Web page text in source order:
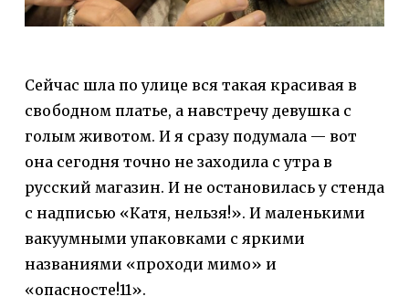
Сейчас шла по улице вся такая красивая в
свободном платье, а навстречу девушка с
голым животом. И я сразу подумала — вот
она сегодня точно не заходила с утра в
русский магазин. И не остановилась у стенда
с надписью «Катя, нельзя!». И маленькими
вакуумными упаковками с яркими
названиями «проходи мимо» и
«опасносте!11».